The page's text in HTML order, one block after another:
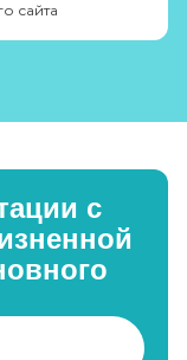
сайта
с